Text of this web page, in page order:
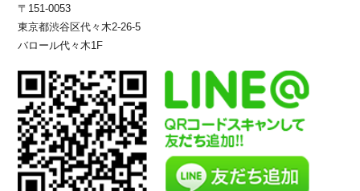
〒151-0053
東京都渋谷区代々木2-26-5
バロール代々木1F